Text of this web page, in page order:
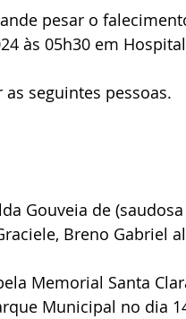
pesar o
às 05h30 em
seguintes pessoas.
Gouveia de
Breno Gabriel
Memorial Santa
Municipal no dia